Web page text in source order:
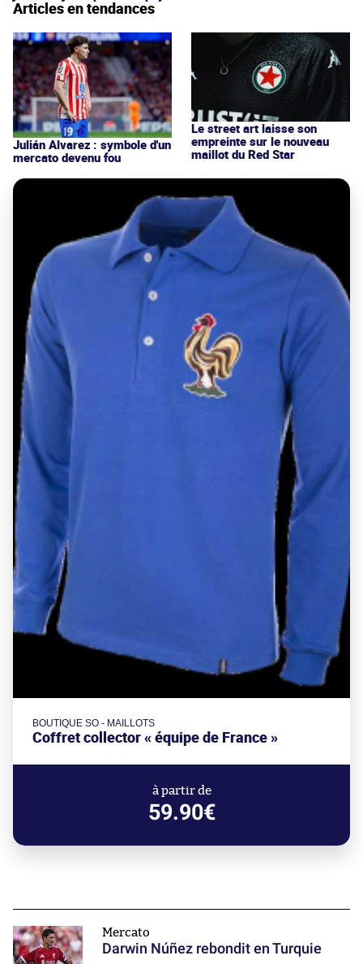
Articles en tendances
Julián Alvarez : symbole d'un
mercato devenu fou
Le street art laisse son
empreinte sur le nouveau
maillot du Red Star
BOUTIQUE SO - MAILLOTS
Coffret collector « équipe de France »
à partir de
59.90€
Mercato
Darwin Núñez rebondit en Turquie